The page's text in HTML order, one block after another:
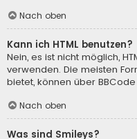
Nach oben
Kann ich HTML benutzen?
Nein, es ist nicht möglich,
verwenden. Die meisten
bietet, können über
Nach oben
Was sind Smileys?